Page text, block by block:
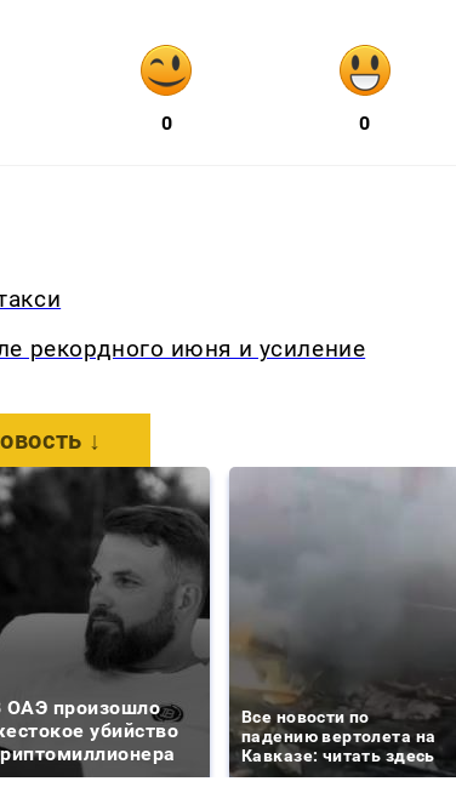
0 0
рекордного июня и усиление
↓
ОАЭ произошло
убийство
Все новости по
падению вертолета на
Кавказе: читать здесь